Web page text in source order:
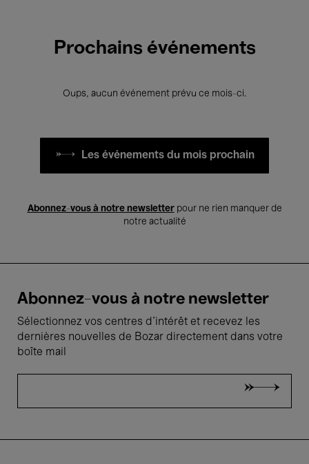
Prochains événements
Oups, aucun événement prévu ce mois-ci.
Les événements du mois prochain
Abonnez-vous à notre newsletterpour ne rien manquer de
notre actualité
Abonnez-vous à notre newsletter
Sélectionnez vos centres d'intérêt et recevez les
dernières nouvelles de Bozar directement dans votre
boîte mail